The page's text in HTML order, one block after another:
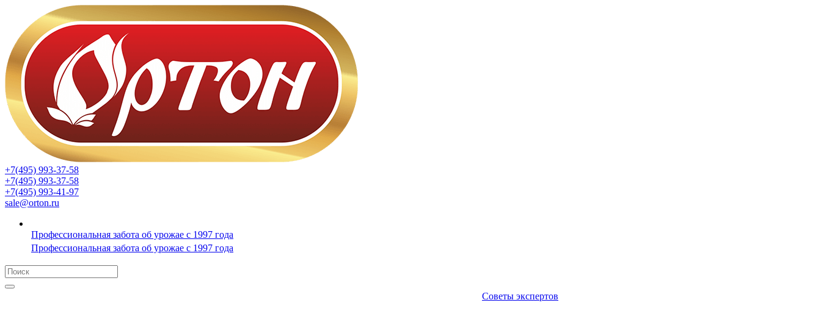
+7(495) 993-37-58
+7(495) 993-37-58
+7(495) 993-41-97
sale@orton.ru
Профессиональная забота об урожае с 1997 года
Профессиональная забота об урожае с 1997 года
Советы экспертов